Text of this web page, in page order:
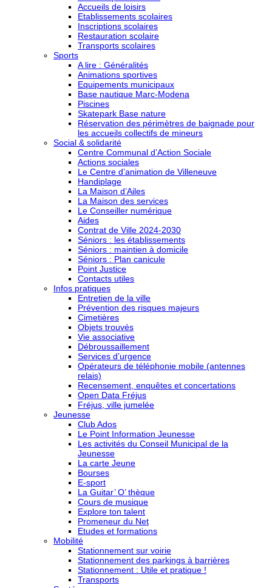
Accueils de loisirs
Etablissements scolaires
Inscriptions scolaires
Restauration scolaire
Transports scolaires
Sports
A lire : Généralités
Animations sportives
Equipements municipaux
Base nautique Marc-Modena
Piscines
Skatepark Base nature
Réservation des périmètres de baignade pour
les accueils collectifs de mineurs
Social & solidarité
Centre Communal d’Action Sociale
Actions sociales
Le Centre d’animation de Villeneuve
Handiplage
La Maison d’Ailes
La Maison des services
Le Conseiller numérique
Aides
Contrat de Ville 2024-2030
Séniors : les établissements
Séniors : maintien à domicile
Séniors : Plan canicule
Point Justice
Contacts utiles
Infos pratiques
Entretien de la ville
Prévention des risques majeurs
Cimetières
Objets trouvés
Vie associative
Débroussaillement
Services d’urgence
Opérateurs de téléphonie mobile (antennes
relais)
Recensement, enquêtes et concertations
Open Data Fréjus
Fréjus, ville jumelée
Jeunesse
Club Ados
Le Point Information Jeunesse
Les activités du Conseil Municipal de la
Jeunesse
La carte Jeune
Bourses
E-sport
La Guitar’ O’ thèque
Cours de musique
Explore ton talent
Promeneur du Net
Etudes et formations
Mobilité
Stationnement sur voirie
Stationnement des parkings à barrières
Stationnement : Utile et pratique !
Transports